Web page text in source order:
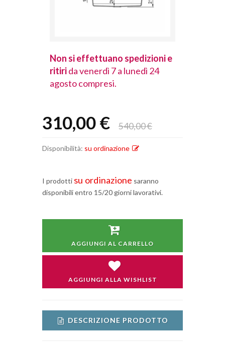
Non si effettuano spedizioni e
ritirida venerdì 7 a lunedì 24
agosto compresi.
310,00 € 540,00 €
Disponibilità: su ordinazione
I prodotti su ordinazione saranno
disponibili entro 15/20 giorni lavorativi.
AGGIUNGI AL CARRELLO
AGGIUNGI ALLA WISHLIST
DESCRIZIONE PRODOTTO